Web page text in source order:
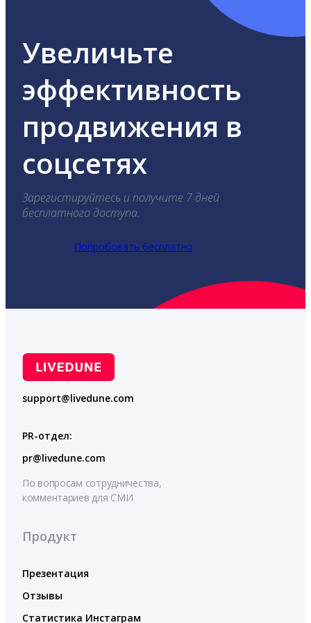
Увеличьте
эффективность
продвижения в
соцсетях
Зарегистируйтесь и получите 7 дней
бесплатного доступа.
Попробовать бесплатно
support@livedune.com
PR-отдел:
pr@livedune.com
По вопросам сотрудничества,
комментариев для СМИ
Продукт
Презентация
Отзывы
Статистика Инстаграм